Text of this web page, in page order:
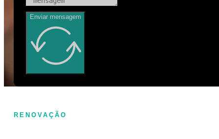
Enviar mensagem
RENOVAÇÃO